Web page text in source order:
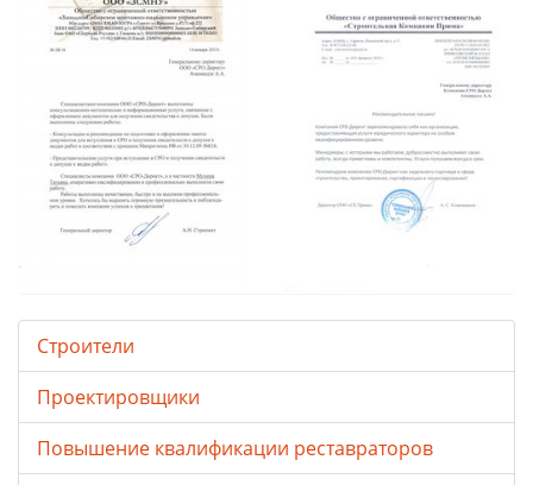
Строители
Проектировщики
Повышение квалификации реставраторов